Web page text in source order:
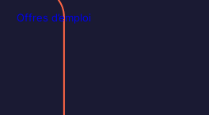
Offres d’emploi